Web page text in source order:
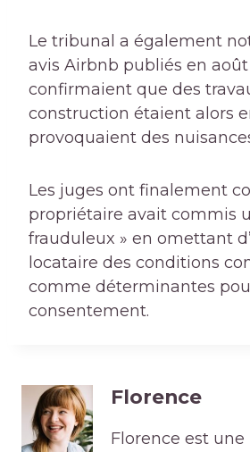
Le tribunal a également
avis Airbnb publiés en août
confirmaient que des
construction étaient alors
provoquaient des
Les juges ont finalement
propriétaire avait commis
frauduleux » en omettant
locataire des conditions
comme déterminantes
consentement.
Florence
Florence est